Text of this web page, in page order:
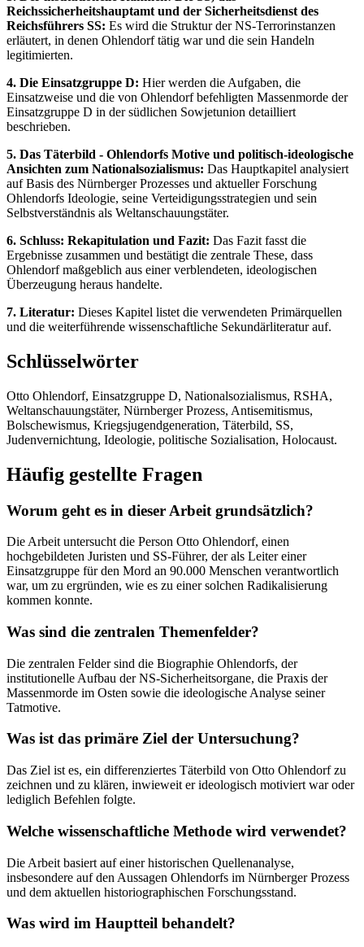
Reichssicherheitshauptamt und der Sicherheitsdienst des
Reichsführers SS: Es wird die Struktur der NS-Terrorinstanzen
erläutert, in denen Ohlendorf tätig war und die sein Handeln
legitimierten.
4. Die Einsatzgruppe D: Hier werden die Aufgaben, die
Einsatzweise und die von Ohlendorf befehligten Massenmorde der
Einsatzgruppe D in der südlichen Sowjetunion detailliert
beschrieben.
5. Das Täterbild - Ohlendorfs Motive und politisch-ideologische
Ansichten zum Nationalsozialismus: Das Hauptkapitel analysiert
auf Basis des Nürnberger Prozesses und aktueller Forschung
Ohlendorfs Ideologie, seine Verteidigungsstrategien und sein
Selbstverständnis als Weltanschauungstäter.
6. Schluss: Rekapitulation und Fazit: Das Fazit fasst die
Ergebnisse zusammen und bestätigt die zentrale These, dass
Ohlendorf maßgeblich aus einer verblendeten, ideologischen
Überzeugung heraus handelte.
7. Literatur: Dieses Kapitel listet die verwendeten Primärquellen
und die weiterführende wissenschaftliche Sekundärliteratur auf.
Schlüsselwörter
Otto Ohlendorf, Einsatzgruppe D, Nationalsozialismus, RSHA,
Weltanschauungstäter, Nürnberger Prozess, Antisemitismus,
Bolschewismus, Kriegsjugendgeneration, Täterbild, SS,
Judenvernichtung, Ideologie, politische Sozialisation, Holocaust.
Häufig gestellte Fragen
Worum geht es in dieser Arbeit grundsätzlich?
Die Arbeit untersucht die Person Otto Ohlendorf, einen
hochgebildeten Juristen und SS-Führer, der als Leiter einer
Einsatzgruppe für den Mord an 90.000 Menschen verantwortlich
war, um zu ergründen, wie es zu einer solchen Radikalisierung
kommen konnte.
Was sind die zentralen Themenfelder?
Die zentralen Felder sind die Biographie Ohlendorfs, der
institutionelle Aufbau der NS-Sicherheitsorgane, die Praxis der
Massenmorde im Osten sowie die ideologische Analyse seiner
Tatmotive.
Was ist das primäre Ziel der Untersuchung?
Das Ziel ist es, ein differenziertes Täterbild von Otto Ohlendorf zu
zeichnen und zu klären, inwieweit er ideologisch motiviert war oder
lediglich Befehlen folgte.
Welche wissenschaftliche Methode wird verwendet?
Die Arbeit basiert auf einer historischen Quellenanalyse,
insbesondere auf den Aussagen Ohlendorfs im Nürnberger Prozess
und dem aktuellen historiographischen Forschungsstand.
Was wird im Hauptteil behandelt?